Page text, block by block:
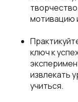
мотивацию
ключ к
извлекать
учиться.